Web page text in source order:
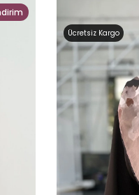
Ücretsiz Kargo